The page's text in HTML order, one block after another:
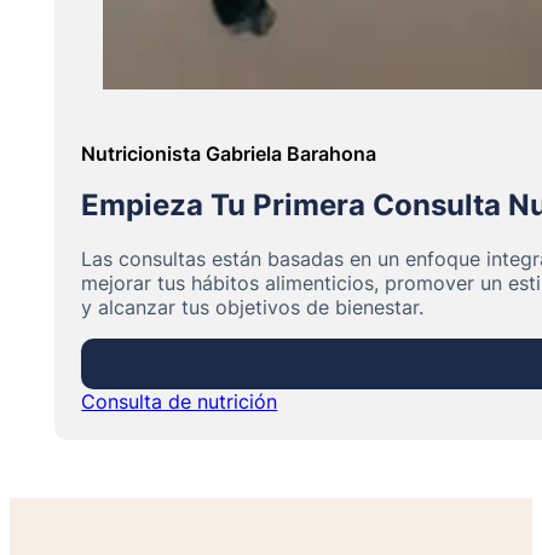
Nutricionista Gabriela Barahona
Empieza Tu Primera Consulta
Las consultas están basadas en un enfoque
mejorar tus hábitos alimenticios, promover un
y alcanzar tus objetivos de bienestar.
Consulta de nutrición